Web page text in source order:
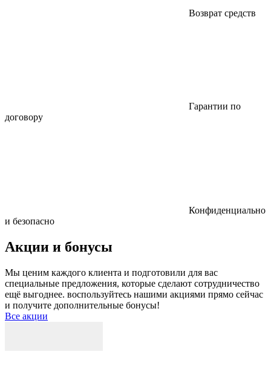
Возврат средств
Гарантии по
договору
Конфиденциально
и безопасно
Акции и бонусы
Мы ценим каждого клиента и подготовили для вас
специальные предложения, которые сделают сотрудничество
ещё выгоднее. воспользуйтесь нашими акциями прямо сейчас
и получите дополнительные бонусы!
Все акции